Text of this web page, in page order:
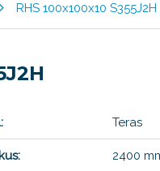
RHS 100x100x10 S355J2H
Teras
2400